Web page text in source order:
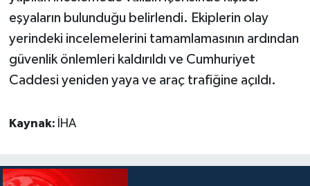
eşyaların bulunduğu belirlendi. Ekiplerin olay
yerindeki incelemelerini tamamlamasının ardından
güvenlik önlemleri kaldırıldı ve Cumhuriyet
Caddesi yeniden yaya ve araç trafiğine açıldı.
Kaynak: İHA